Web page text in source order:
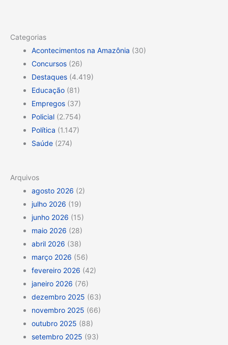
Categorias
Acontecimentos na Amazônia (30)
Concursos (26)
Destaques (4.419)
Educação (81)
Empregos (37)
Policial (2.754)
Política (1.147)
Saúde (274)
Arquivos
agosto 2026 (2)
julho 2026 (19)
junho 2026 (15)
maio 2026 (28)
abril 2026 (38)
março 2026 (56)
fevereiro 2026 (42)
janeiro 2026 (76)
dezembro 2025 (63)
novembro 2025 (66)
outubro 2025 (88)
setembro 2025 (93)